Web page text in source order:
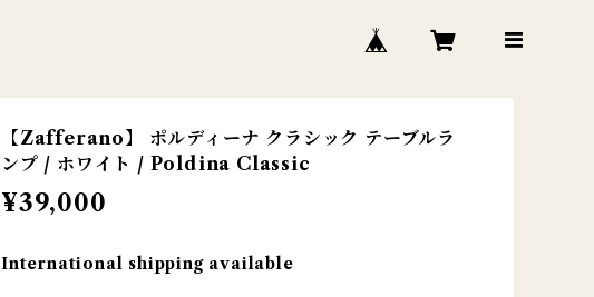
【Zafferano】 ポルディーナ クラシック テーブルラ
ンプ / ホワイト / Poldina Classic
¥39,000
International shipping available